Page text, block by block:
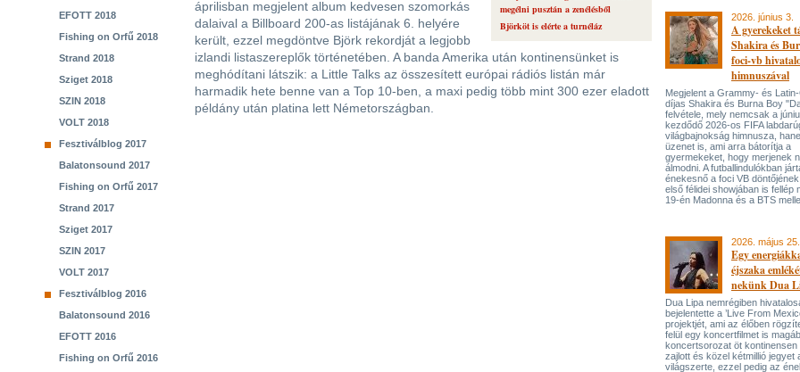
EFOTT 2018
Fishing on Orfű 2018
Strand 2018
Sziget 2018
SZIN 2018
VOLT 2018
Fesztiválblog 2017
Balatonsound 2017
Fishing on Orfű 2017
Strand 2017
Sziget 2017
SZIN 2017
VOLT 2017
Fesztiválblog 2016
Balatonsound 2016
EFOTT 2016
Fishing on Orfű 2016
megélni pusztán a zenélésből
Björköt is elérte a turnéláz
áprilisban megjelent album kedvesen szomorkás
dalaival a Billboard 200-as listájának 6. helyére
került, ezzel megdöntve Björk rekordját a legjobb
izlandi listaszereplők történetében. A banda Amerika után kontinensünket is
meghódítani látszik: a Little Talks az összesített európai rádiós listán már
harmadik hete benne van a Top 10-ben, a maxi pedig több mint 300 ezer eladott
példány után platina lett Németországban.
2026. június 3.
A gyerekeket
Shakira és
foci-vb
himnuszával
Megjelent a Grammy- és
díjas Shakira és Burna Boy
felvétele, mely nemcsak a
kezdődő 2026-os FIFA
világbajnokság himnusza,
üzenet is, ami arra bátorítja a
gyermekeket, hogy merjenek
álmodni. A futballindulókban
énekesnő a foci VB
első félidei showjában is fellép
19-én Madonna és a BTS
2026. május 25.
Egy
éjszaka
nekünk Dua
Dua Lipa nemrégiben
bejelentette a ’Live From
projektjét, ami az élőben
felül egy koncertfilmet is
koncertsorozat öt kontinensen
zajlott és közel kétmillió jegyet
világszerte, ezzel pedig az